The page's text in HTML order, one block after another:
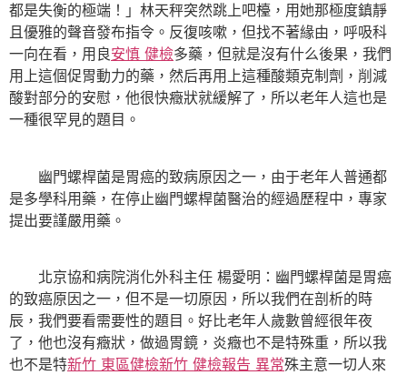
都是失衡的極端！」林天秤突然跳上吧檯，用她那極度鎮靜
且優雅的聲音發布指令。反復咳嗽，但找不著緣由，呼吸科
一向在看，用良安慎 健檢多藥，但就是沒有什么後果，我們
用上這個促胃動力的藥，然后再用上這種酸類克制劑，削減
酸對部分的安慰，他很快癥狀就緩解了，所以老年人這也是
一種很罕見的題目。
幽門螺桿菌是胃癌的致病原因之一，由于老年人普通都
是多學科用藥，在停止幽門螺桿菌醫治的經過歷程中，專家
提出要謹嚴用藥。
北京協和病院消化外科主任 楊愛明：幽門螺桿菌是胃癌
的致癌原因之一，但不是一切原因，所以我們在剖析的時
辰，我們要看需要性的題目。好比老年人歲數曾經很年夜
了，他也沒有癥狀，做過胃鏡，炎癥也不是特殊重，所以我
也不是特新竹 東區健檢新竹 健檢報告 異常殊主意一切人來